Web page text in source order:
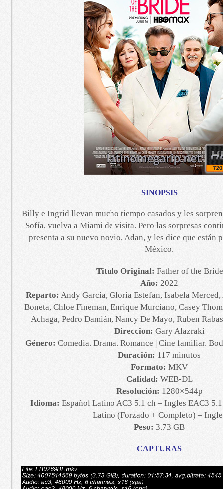
SINOPSIS
Billy e Ingrid llevan mucho tiempo casados y les
Sofía, vuelva a Miami de visita. Pero las sorpresas
presenta a su nuevo novio, Adan, y les dice que están
México.
Titulo Original: Father of the Bride
Año: 2022
Reparto: Andy García, Gloria Estefan, Isabela
Boneta, Chloe Fineman, Enrique Murciano, Casey
Achaga, Pedro Damián, Nancy De Mayo, Ruben
Direccion: Gary Alazraki
Género: Comedia. Drama. Romance | Cine familiar.
Duración: 117 minutos
Formato: MKV
Calidad: WEB-DL
Resolución: 1280×544p
Idioma: Español Latino AC3 5.1 ch – Ingles EAC3
Latino (Forzado + Completo) –
Peso: 3.73 GB
CAPTURAS